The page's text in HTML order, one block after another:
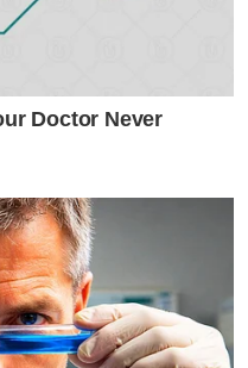
Doctor Never